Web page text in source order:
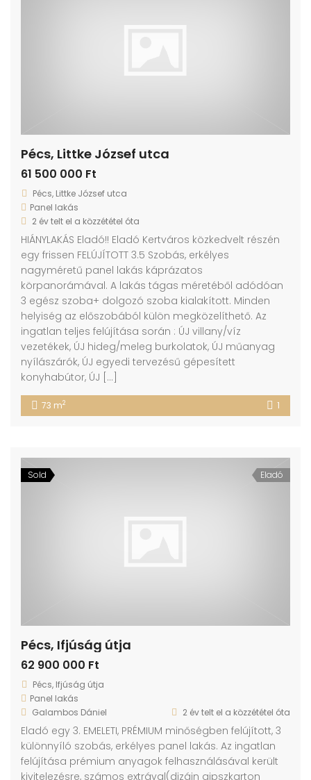
Pécs, Littke József utca
61 500 000 Ft
Pécs, Littke József utca
Panel lakás
2 év telt el a közzététel óta
HIÁNYLAKÁS Eladó!! Eladó Kertváros közkedvelt részén
egy frissen FELÚJÍTOTT 3.5 Szobás, erkélyes
nagyméretű panel lakás káprázatos
körpanorámával. A lakás tágas méretéből adódóan
3 egész szoba+ dolgozó szoba kialakított. Minden
helyiség az előszobából külön megközelíthető. Az
ingatlan teljes felújítása során : ÚJ villany/víz
vezetékek, ÚJ hideg/meleg burkolatok, ÚJ műanyag
nyílászárók, ÚJ egyedi tervezésű gépesített
konyhabútor, ÚJ […]
73 m2 1
Sold Eladó
Pécs, Ifjúság útja
62 900 000 Ft
Pécs, Ifjúság útja
Panel lakás
Galambos Dániel
2 év telt el a közzététel óta
Eladó egy 3. EMELETI, PRÉMIUM minőségben felújított, 3
különnyíló szobás, erkélyes panel lakás. Az ingatlan
felújítása prémium anyagok felhasználásával került
kivitelezésre, számos extrával(dizájn gipszkarton